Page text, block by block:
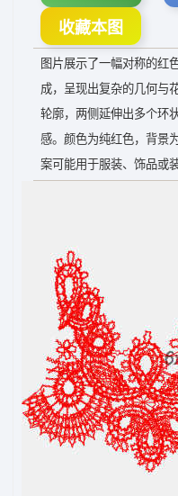
收藏本图
图片展示了一幅对称的红
成，呈现出复杂的几何与
轮廓，两侧延伸出多个环
感。颜色为纯红色，背景
案可能用于服装、饰品或